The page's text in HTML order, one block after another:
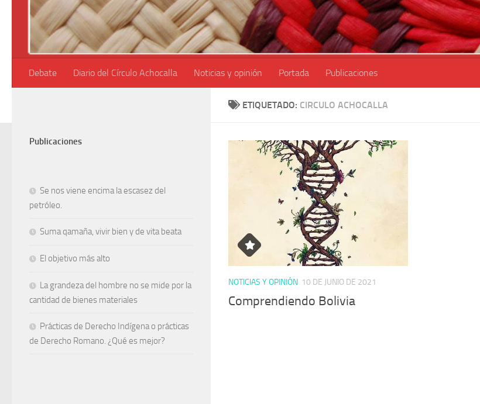
Debate Diario del Círculo Achocalla Noticias y opinión Portada Publicaciones
ETIQUETADO: CIRCULO ACHOCALLA
NOTICIAS Y OPINIÓN 10 DE JUNIO DE 2021
Comprendiendo Bolivia
Publicaciones
Se nos viene encima la escasez del
petróleo.
Suma qamaña, vivir bien y de vita beata
El objetivo más alto
La grandeza del hombre no se mide por la
cantidad de bienes materiales
Prácticas de Derecho Indígena o prácticas
de Derecho Romano. ¿Qué es mejor?